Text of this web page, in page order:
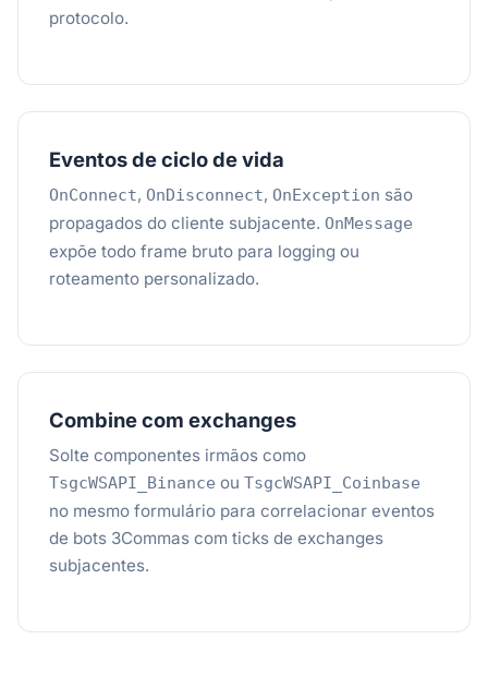
protocolo.
Eventos de ciclo de vida
OnConnect, OnDisconnect, OnException são
propagados do cliente subjacente. OnMessage
expõe todo frame bruto para logging ou
roteamento personalizado.
Combine com exchanges
Solte componentes irmãos como
TsgcWSAPI_Binance ou TsgcWSAPI_Coinbase
no mesmo formulário para correlacionar eventos
de bots 3Commas com ticks de exchanges
subjacentes.